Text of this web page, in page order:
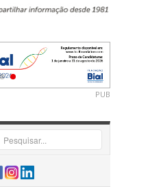
PUB